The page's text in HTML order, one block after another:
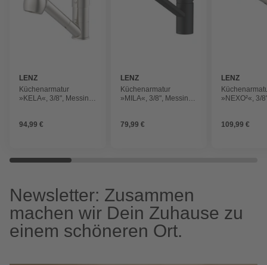
LENZ
Küchenarmatur
»KELA«, 3/8", Messing,
94,99 €
LENZ
Küchenarmatur
»MILA«, 3/8", Messing,
79,99 €
LENZ
»NEXO²«, 3/
109,99 €
Newsletter: Zusammen
machen wir Dein Zuhause zu
einem schöneren Ort.